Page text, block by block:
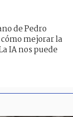
de Pedro
mejorar la
IA nos puede